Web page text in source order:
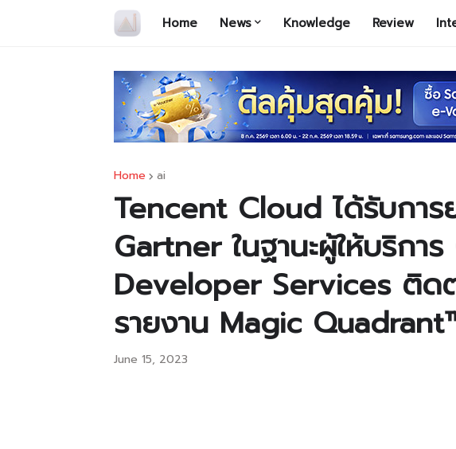
Home News Knowledge Review
Home ai
Tencent Cloud ได้รับการ
Gartner ในฐานะผู้ให้บริกา
Developer Services ติด
รายงาน Magic
June 15, 2023